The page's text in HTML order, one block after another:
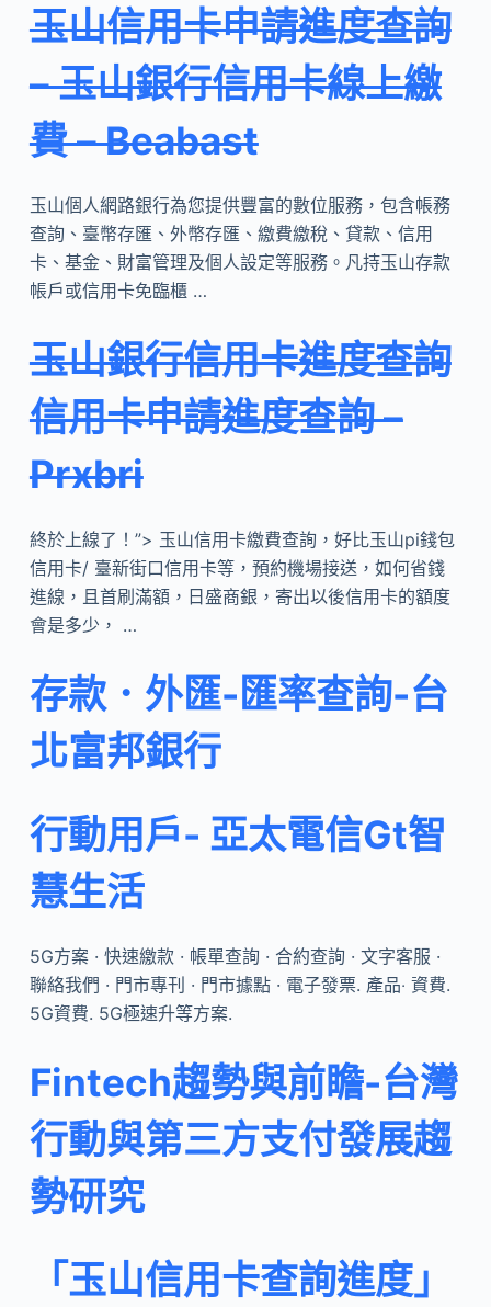
玉山信用卡申請進度查詢
– 玉山銀行信用卡線上繳
費 – Beabast
玉山個人網路銀行為您提供豐富的數位服務，包含帳務
查詢、臺幣存匯、外幣存匯、繳費繳稅、貸款、信用
卡、基金、財富管理及個人設定等服務。凡持玉山存款
帳戶或信用卡免臨櫃 …
玉山銀行信用卡進度查詢
信用卡申請進度查詢 –
Prxbri
終於上線了！”> 玉山信用卡繳費查詢，好比玉山pi錢包
信用卡/ 臺新街口信用卡等，預約機場接送，如何省錢
進線，且首刷滿額，日盛商銀，寄出以後信用卡的額度
會是多少， …
存款．外匯-匯率查詢-台
北富邦銀行
行動用戶- 亞太電信Gt智
慧生活
5G方案 · 快速繳款 · 帳單查詢 · 合約查詢 · 文字客服 ·
聯絡我們 · 門市專刊 · 門市據點 · 電子發票. 產品‧ 資費.
5G資費. 5G極速升等方案.
Fintech趨勢與前瞻-台灣
行動與第三方支付發展趨
勢研究
「玉山信用卡查詢進度」